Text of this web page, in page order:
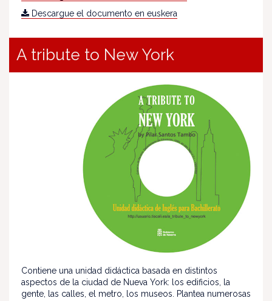
Descargue el documento en euskera
A tribute to New York
Contiene una unidad didáctica basada en distintos
aspectos de la ciudad de Nueva York: los edificios, la
gente, las calles, el metro, los museos. Plantea numerosas